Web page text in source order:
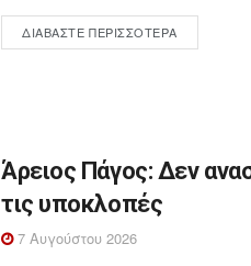
ΔΙΑΒΆΣΤΕ ΠΕΡΙΣΣΌΤΕΡΑ
Άρειος Πάγος: Δεν
τις υποκλοπές
7 Αυγούστου 2026